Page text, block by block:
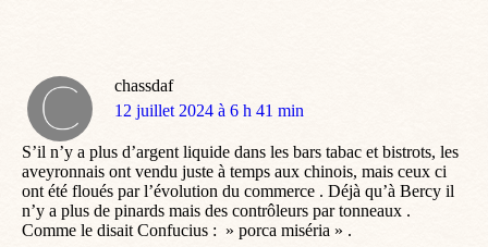
chassdaf
dit
12 juillet 2024 à 6 h 41 min
S’il n’y a plus d’argent liquide dans les bars tabac et bistrots, les
aveyronnais ont vendu juste à temps aux chinois, mais ceux ci
ont été floués par l’évolution du commerce . Déjà qu’à Bercy il
n’y a plus de pinards mais des contrôleurs par tonneaux .
Comme le disait Confucius : » porca miséria » .